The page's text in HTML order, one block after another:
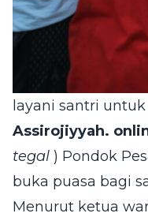
layani santri
Assirojiyyah.
tegal ) Pondok
buka puasa bagi
Menurut ketua